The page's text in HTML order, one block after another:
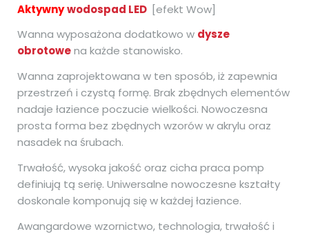
Aktywnywodospad LED [efekt Wow]
Wanna wyposażona dodatkowo w dysze
obrotowena każde stanowisko.
Wanna zaprojektowana w ten sposób, iż zapewnia
przestrzeń i czystą formę. Brak zbędnych elementów
nadaje łazience poczucie wielkości. Nowoczesna
prosta forma bez zbędnych wzorów w akrylu oraz
nasadek na śrubach.
Trwałość, wysoka jakość oraz cicha praca pomp
definiują tą serię. Uniwersalne nowoczesne kształty
doskonale komponują się w każdej łazience.
Awangardowe wzornictwo, technologia, trwałość i